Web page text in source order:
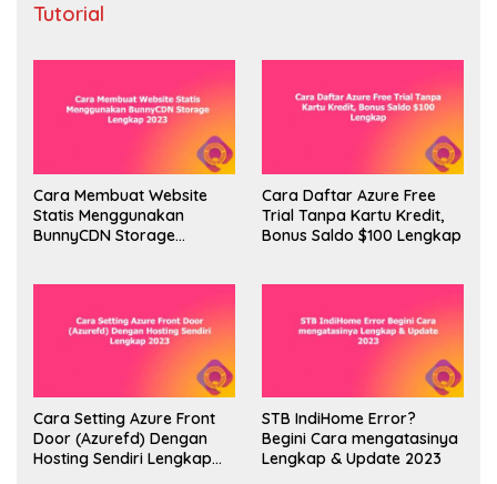
Tutorial
Cara Membuat Website
Statis Menggunakan
BunnyCDN Storage
Cara Daftar Azure Free
Trial Tanpa Kartu Kredit,
Bonus Saldo $100 Lengkap
Cara Setting Azure Front
Door (Azurefd) Dengan
Hosting Sendiri Lengkap
STB IndiHome Error?
Begini Cara mengatasinya
Lengkap & Update 2023